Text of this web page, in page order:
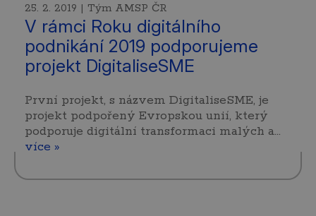
25. 2. 2019 | Tým AMSP ČR
V rámci Roku digitálního
podnikání 2019 podporujeme
projekt DigitaliseSME
První projekt, s názvem DigitaliseSME, je
projekt podpořený Evropskou unií, který
podporuje digitální transformaci malých a…
více »